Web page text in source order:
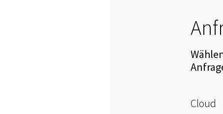
Cloud